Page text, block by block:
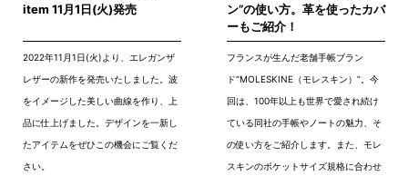
item 11月1日(火)発売
2022年11月1日(火)より、エレガンザ
レザーの新作を発売いたしました。波
をイメージした美しい曲線を作り、上
品に仕上げました。デザインを一新し
たアイテムをぜひこの機会にご覧くだ
さい。
ン”の使い方。革を使ったカバ
ーもご紹介！
フランスが生んだ老舗手帳ブラン
ド“MOLESKINE（モレスキン）”。今
回は、100年以上も世界で愛され続け
ている同社の手帳やノートの魅力、そ
の使い方をご紹介します。また、モレ
スキンのポケットサイズ規格に合わせ